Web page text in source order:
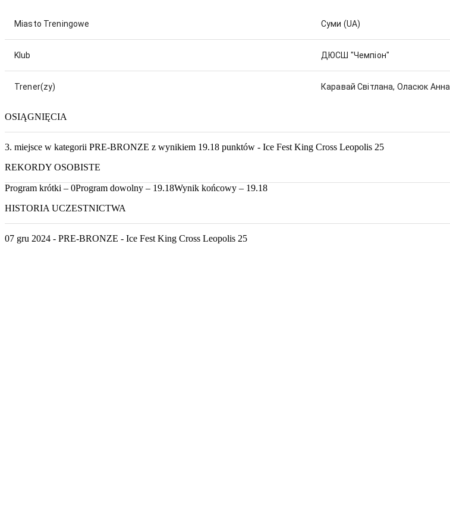
Miasto Treningowe Суми (UA)
Klub ДЮСШ "Чемпіон"
Trener(zy) Каравай Світлана, Оласюк Анна
OSIĄGNIĘCIA
3. miejsce w kategorii PRE-BRONZE z wynikiem 19.18 punktów - Ice Fest King Cross Leopolis 25
REKORDY OSOBISTE
Program krótki – 0Program dowolny – 19.18Wynik końcowy – 19.18
HISTORIA UCZESTNICTWA
07 gru 2024 - PRE-BRONZE - Ice Fest King Cross Leopolis 25